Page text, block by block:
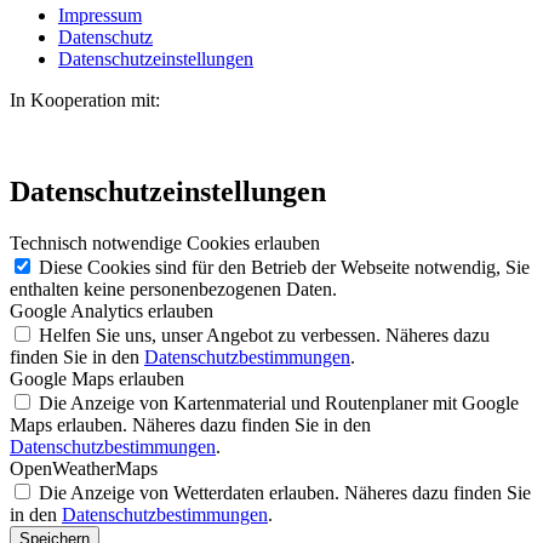
Impressum
Datenschutz
Datenschutzeinstellungen
In Kooperation mit:
Datenschutzeinstellungen
Technisch notwendige Cookies erlauben
Diese Cookies sind für den Betrieb der Webseite notwendig, Sie
enthalten keine personenbezogenen Daten.
Google Analytics erlauben
Helfen Sie uns, unser Angebot zu verbessen. Näheres dazu
finden Sie in den Datenschutzbestimmungen.
Google Maps erlauben
Die Anzeige von Kartenmaterial und Routenplaner mit Google
Maps erlauben. Näheres dazu finden Sie in den
Datenschutzbestimmungen.
OpenWeatherMaps
Die Anzeige von Wetterdaten erlauben. Näheres dazu finden Sie
in den Datenschutzbestimmungen.
Speichern